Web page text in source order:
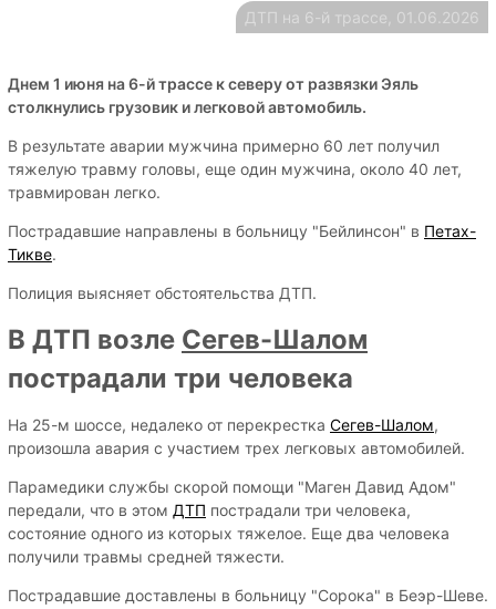
ДТП на 6-й трассе, 01.06.2026
Днем 1 июня на 6-й трассе к северу от развязки Эяль
столкнулись грузовик и легковой автомобиль.
В результате аварии мужчина примерно 60 лет получил
тяжелую травму головы, еще один мужчина, около 40 лет,
травмирован легко.
Пострадавшие направлены в больницу "Бейлинсон" в Петах-
Тикве.
Полиция выясняет обстоятельства ДТП.
В ДТП возле Сегев-Шалом
пострадали три человека
На 25-м шоссе, недалеко от перекрестка Сегев-Шалом,
произошла авария с участием трех легковых автомобилей.
Парамедики службы скорой помощи "Маген Давид Адом"
передали, что в этом ДТП пострадали три человека,
состояние одного из которых тяжелое. Еще два человека
получили травмы средней тяжести.
Пострадавшие доставлены в больницу "Сорока" в Беэр-Шеве.